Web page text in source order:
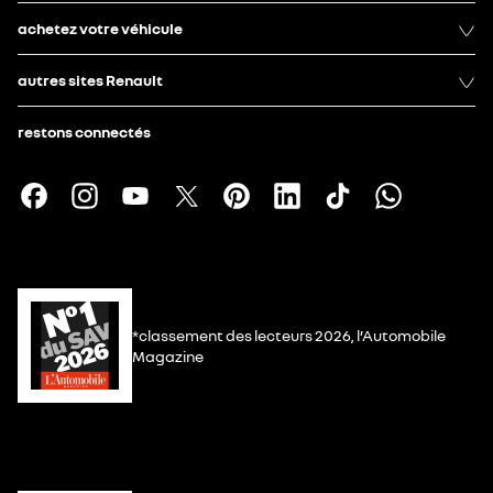
achetez votre véhicule
autres sites Renault
restons connectés
*classement des lecteurs 2026, l’Automobile
Magazine